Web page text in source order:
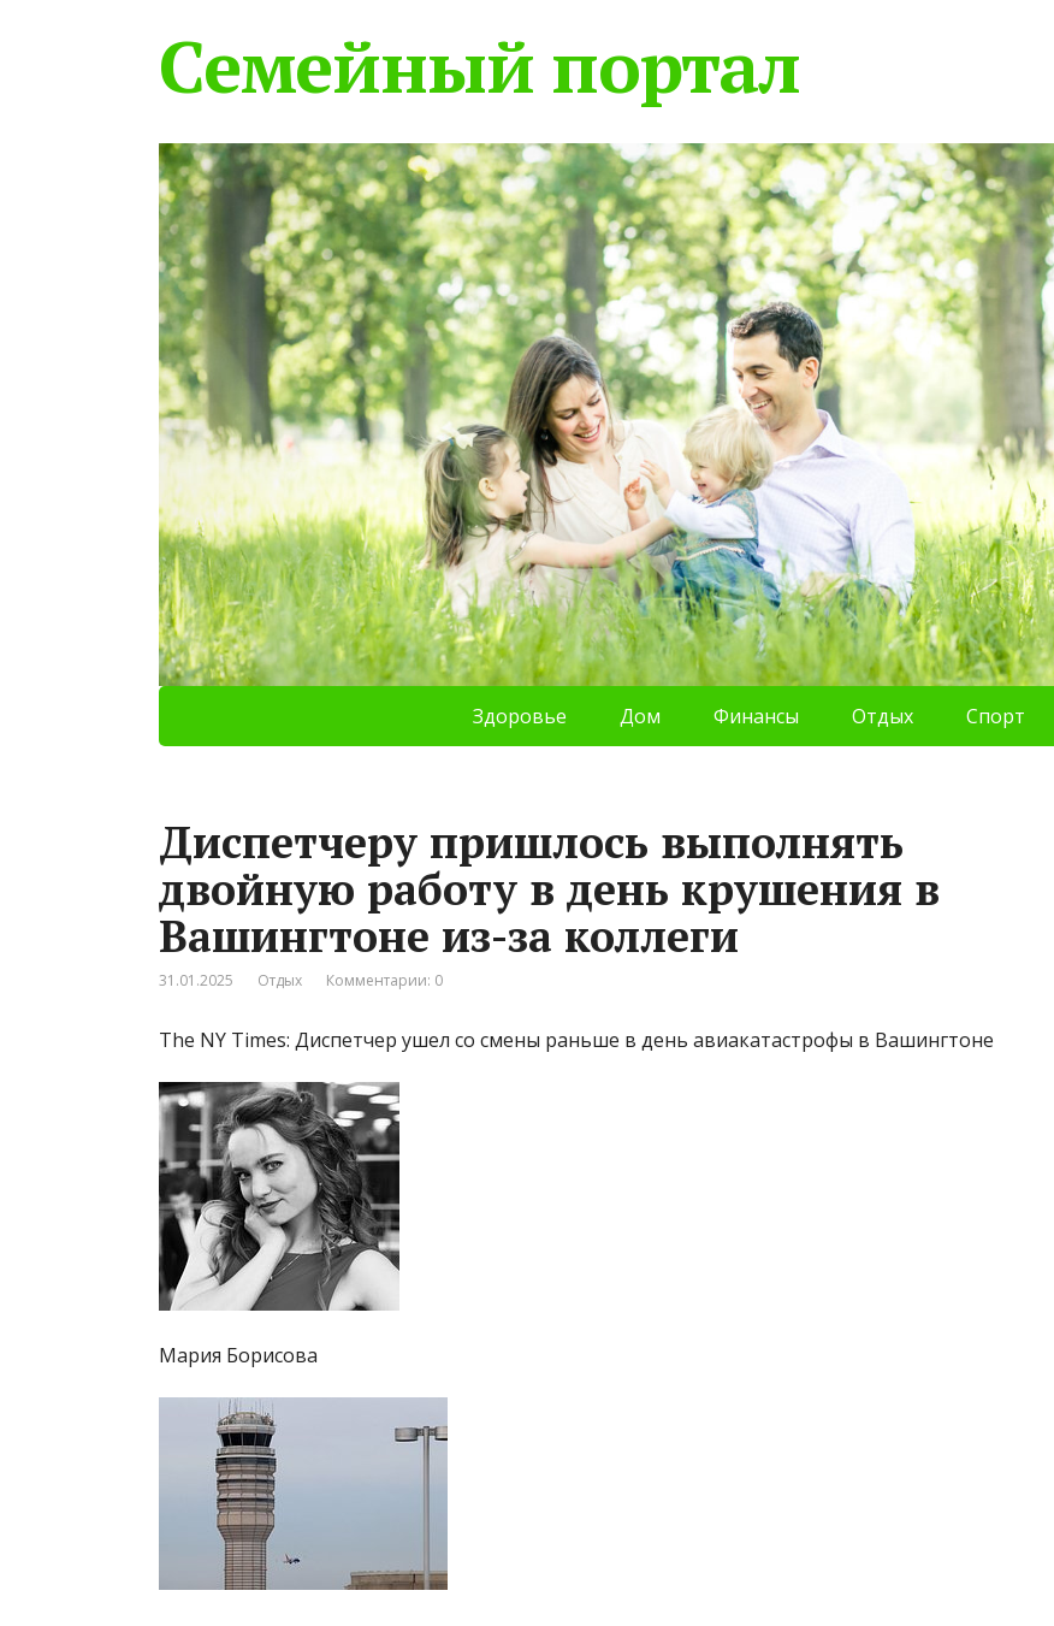
Семейный портал
Здоровье Дом Финансы Отдых Спорт
Диспетчеру пришлось выполнять
двойную работу в день крушения в
Вашингтоне из-за коллеги
31.01.2025 Отдых Комментарии: 0
The NY Times: Диспетчер ушел со смены раньше в день авиакатастрофы в Вашингтоне
Мария Борисова